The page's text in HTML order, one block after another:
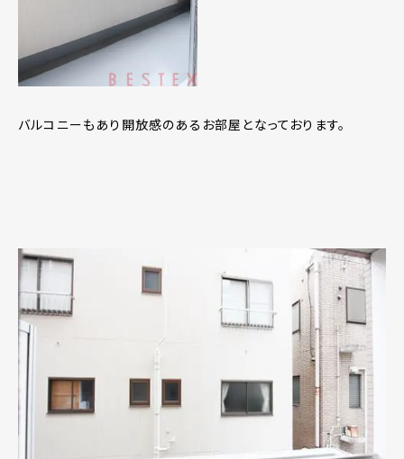
バルコニーもあり開放感のあるお部屋となっております。